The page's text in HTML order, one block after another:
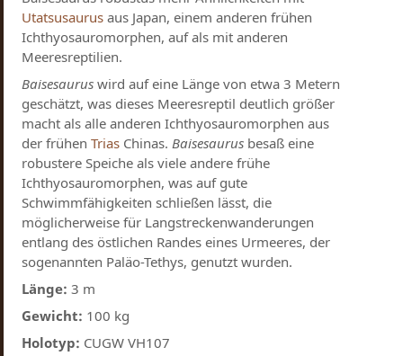
Utatsusaurus aus Japan, einem anderen frühen
Ichthyosauromorphen, auf als mit anderen
Meeresreptilien.
Baisesaurus wird auf eine Länge von etwa 3 Metern
geschätzt, was dieses Meeresreptil deutlich größer
macht als alle anderen Ichthyosauromorphen aus
der frühenTrias Chinas.Baisesaurus besaß eine
robustere Speiche als viele andere frühe
Ichthyosauromorphen, was auf gute
Schwimmfähigkeiten schließen lässt, die
möglicherweise für Langstreckenwanderungen
entlang des östlichen Randes eines Urmeeres, der
sogenannten Paläo-Tethys, genutzt wurden.
Länge: 3 m
Gewicht: 100 kg
Holotyp: CUGW VH107